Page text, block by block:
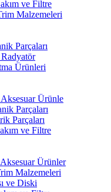
ve Filtre
Malzemeleri
Parçaları
Ürünleri
Ürünle
Parçaları
Parçaları
ve Filtre
Ürünler
Malzemeleri
ve Diski